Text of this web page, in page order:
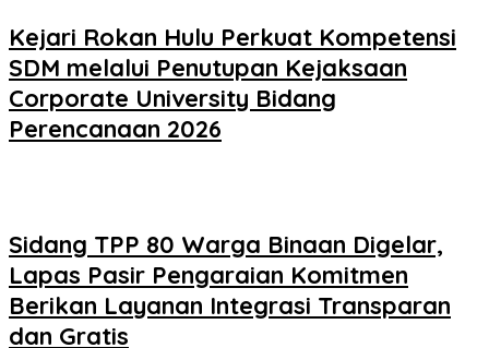
Kejari Rokan Hulu Perkuat Kompetensi
SDM melalui Penutupan Kejaksaan
Corporate University Bidang
Perencanaan 2026
Sidang TPP 80 Warga Binaan Digelar,
Lapas Pasir Pengaraian Komitmen
Berikan Layanan Integrasi Transparan
dan Gratis